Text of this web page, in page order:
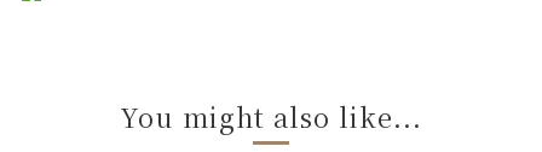
You might also like...